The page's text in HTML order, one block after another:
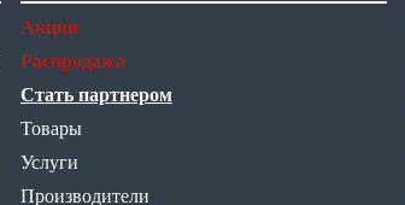
Акции
Распродажа
Стать партнером
Товары
Услуги
Производители